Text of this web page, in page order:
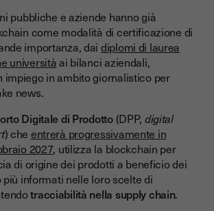
pubbliche e aziende hanno già
come modalità di certificazione di
importanza, dai diplomi di laurea
universitàai bilanci aziendali,
impiego in ambito giornalistico per
news.
Digitale di Prodotto(DPP, digital
) che entrerà progressivamente in
2027, utilizza la blockchain per
di origine dei prodotti a beneficio dei
informati nelle loro scelte di
tracciabilità nella supply chain.